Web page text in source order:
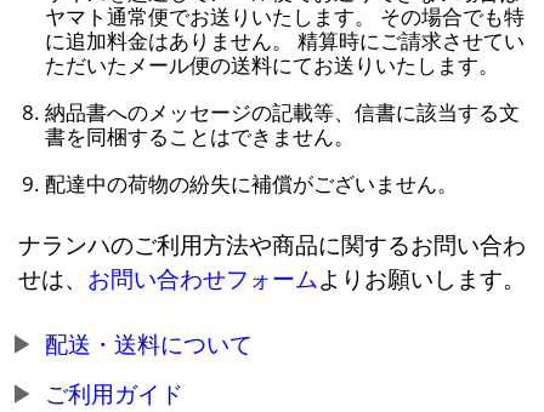
ヤマト通常便でお送りいたします。 その場合でも特
に追加料金はありません。 精算時にご請求させてい
ただいたメール便の送料にてお送りいたします。
納品書へのメッセージの記載等、信書に該当する文
書を同梱することはできません。
配達中の荷物の紛失に補償がございません。
ナランハのご利用方法や商品に関するお問い合わ
せは、 お問い合わせフォームよりお願いします。
配送・送料について
ご利用ガイド